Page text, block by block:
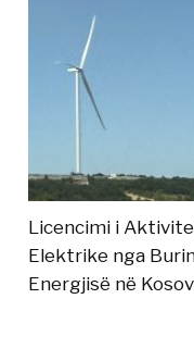
Licencimi i
Elektrike nga
Energjisë në